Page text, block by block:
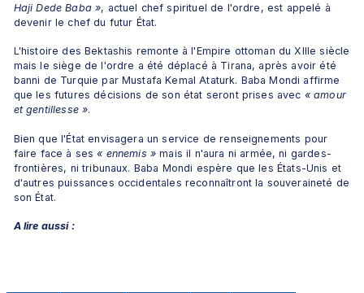
Haji Dede Baba », actuel chef spirituel de l'ordre, est appelé à
devenir le chef du futur État.
L'histoire des Bektashis remonte à l'Empire ottoman du XIIIe siècle
mais le siège de l'ordre a été déplacé à Tirana, après avoir été
banni de Turquie par Mustafa Kemal Ataturk. Baba Mondi affirme
que les futures décisions de son état seront prises avec « amour
et gentillesse ».
Bien que l'État envisagera un service de renseignements pour
faire face à ses « ennemis » mais il n'aura ni armée, ni gardes-
frontières, ni tribunaux. Baba Mondi espère que les États-Unis et
d'autres puissances occidentales reconnaîtront la souveraineté de
son État.
A lire aussi :